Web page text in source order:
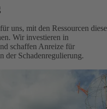
uns, mit den Ressourcen
Wir investieren in
schaffen Anreize für
der Schadenregulierung.